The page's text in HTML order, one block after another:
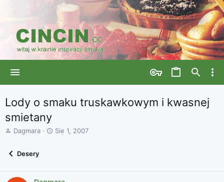
Lody o smaku truskawkowym i kwasnej
smietany
A
Dagmara
D
Sie 1, 2007
Desery